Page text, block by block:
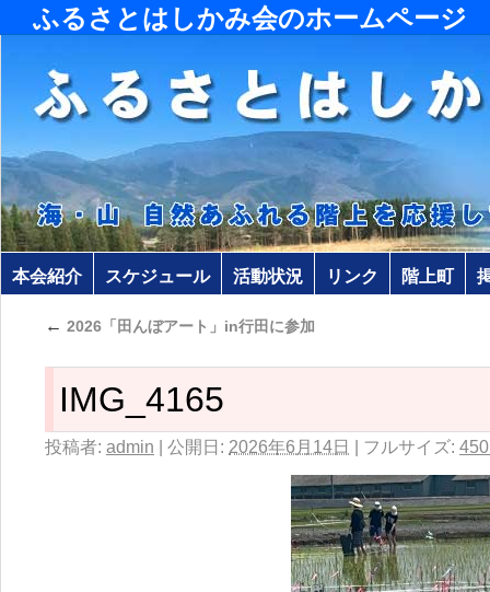
ふるさとはしかみ会のホームページ
本会紹介 スケジュール 活動状況 リンク 階上町
← 2026「田んぼアート」in行田に参加
IMG_4165
投稿者: admin 公開日: 2026年6月14日 フルサイズ: